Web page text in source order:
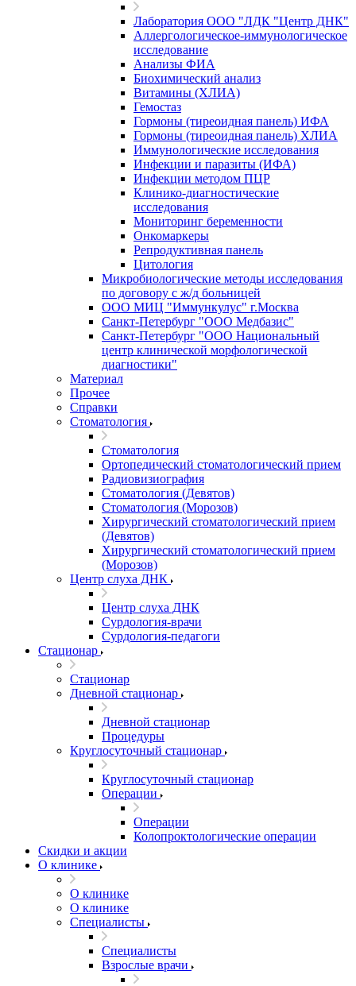
Лаборатория ООО "ЛДК "Центр ДНК"
Аллергологическое-иммунологическое
исследование
Анализы ФИА
Биохимический анализ
Витамины (ХЛИА)
Гемостаз
Гормоны (тиреоидная панель) ИФА
Гормоны (тиреоидная панель) ХЛИА
Иммунологические исследования
Инфекции и паразиты (ИФА)
Инфекции методом ПЦР
Клинико-диагностические
исследования
Мониторинг беременности
Онкомаркеры
Репродуктивная панель
Цитология
Микробиологические методы исследования
по договору с ж/д больницей
ООО МИЦ "Иммункулус" г.Москва
Санкт-Петербург "ООО Медбазис"
Санкт-Петербург "ООО Национальный
центр клинической морфологической
диагностики"
Материал
Прочее
Справки
Стоматология
Стоматология
Ортопедический стоматологический прием
Радиовизиография
Стоматология (Девятов)
Стоматология (Морозов)
Хирургический стоматологический прием
(Девятов)
Хирургический стоматологический прием
(Морозов)
Центр слуха ДНК
Центр слуха ДНК
Сурдология-врачи
Сурдология-педагоги
Стационар
Стационар
Дневной стационар
Дневной стационар
Процедуры
Круглосуточный стационар
Круглосуточный стационар
Операции
Операции
Колопроктологические операции
Скидки и акции
О клинике
О клинике
О клинике
Специалисты
Специалисты
Взрослые врачи